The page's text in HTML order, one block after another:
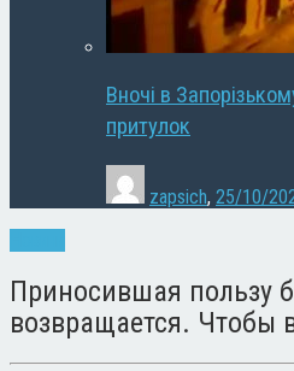
Вночі в
притулок
zapsich, 25/10/
Приносившая пользу
возвращается. Чтобы